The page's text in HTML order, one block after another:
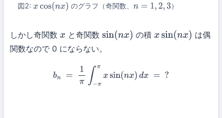
図2: xcos(nx) のグラフ（奇関数、 n=1,2,3 ）
しかし奇関数 x と奇関数sin(nx) の積xsin(nx)
は偶
関数なので 0 にならない。
= π∫ πxsin (nx)d x =